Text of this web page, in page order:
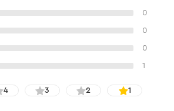
0
0
0
1
4 3 2 1